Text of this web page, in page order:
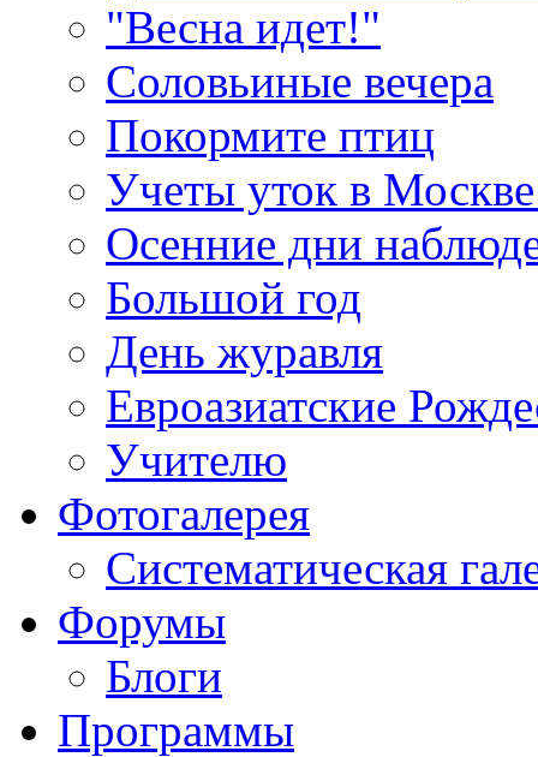
"Весна идет!"
Соловьиные вечера
Покормите птиц
Учеты уток в
Осенние дни
Большой год
День журавля
Евроазиатские
Учителю
Фотогалерея
Систематическая
Форумы
Блоги
Программы